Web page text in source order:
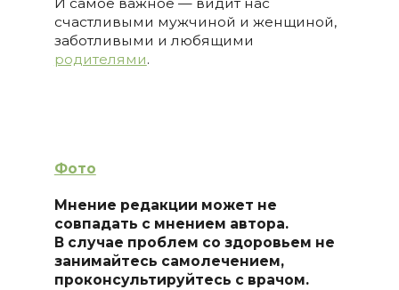
И самое важное — видит нас
счастливыми мужчиной и женщиной,
заботливыми и любящими
родителями.
Фото
Мнение редакции может не
совпадать с мнением автора.
В случае проблем со здоровьем не
занимайтесь самолечением,
проконсультируйтесь с врачом.